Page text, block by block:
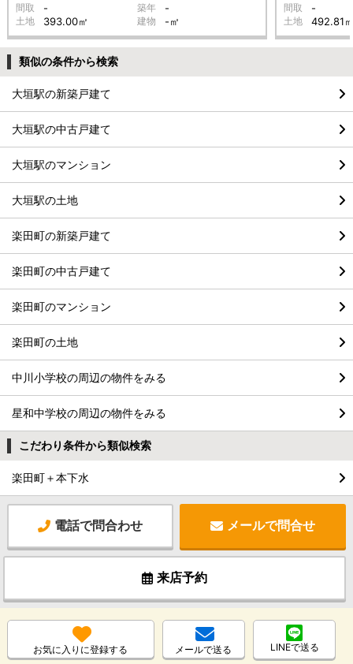
間取 - 築年 -
土地 393.00㎡ 建物 -㎡
間取 -
土地 492.81
類似の条件から検索
大垣駅の新築戸建て
大垣駅の中古戸建て
大垣駅のマンション
大垣駅の土地
楽田町の新築戸建て
楽田町の中古戸建て
楽田町のマンション
楽田町の土地
中川小学校の周辺の物件をみる
星和中学校の周辺の物件をみる
こだわり条件から類似検索
楽田町＋本下水
電話で問合わせ メールで問合せ
来店予約
お気に入りに登録する メールで送る LINEで送る